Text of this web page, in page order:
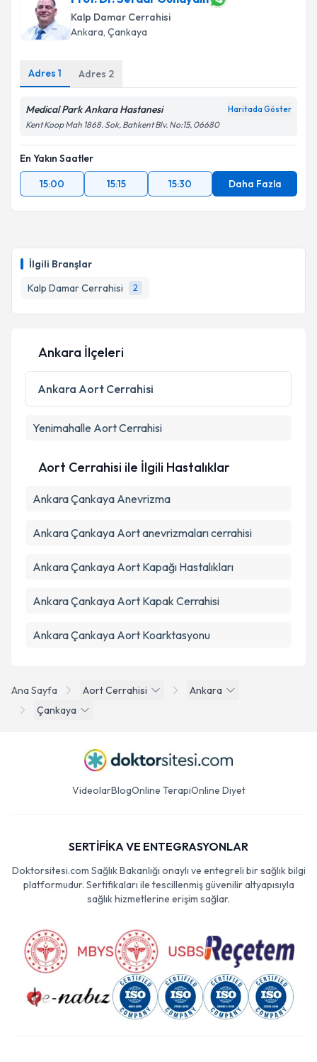
İlgili Branşlar
Kalp Damar Cerrahisi
2
Kalp Damar Cerrahisi
Ankara, Çankaya
Adres 1 Adres 2
Medical Park Ankara Hastanesi Haritada Göster
Kent Koop Mah 1868. Sok, Batıkent Blv. No:15, 06680
En Yakın Saatler
15:00
15:15 15:30 Daha Fazla
Ana Sayfa Aort Cerrahisi
Ankara
Çankaya
Ankara İlçeleri
Ankara Aort Cerrahisi
Yenimahalle Aort Cerrahisi
Aort Cerrahisi ile İlgili Hastalıklar
Ankara Çankaya Anevrizma
Ankara Çankaya Aort anevrizmaları cerrahisi
Ankara Çankaya Aort Kapağı Hastalıkları
Ankara Çankaya Aort Kapak Cerrahisi
Ankara Çankaya Aort Koarktasyonu
VideolarBlogOnline TerapiOnline Diyet
SERTİFİKA VE ENTEGRASYONLAR
Doktorsitesi.com Sağlık Bakanlığı onaylı ve entegreli bir sağlık bilgi
platformudur. Sertifikaları ile tescillenmiş güvenilir altyapısıyla
sağlık hizmetlerine erişim sağlar.